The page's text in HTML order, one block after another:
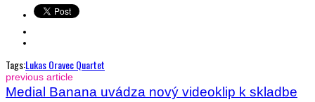
Tags:Lukas Oravec Quartet
previous article
Medial Banana uvádza nový videoklip k skladbe